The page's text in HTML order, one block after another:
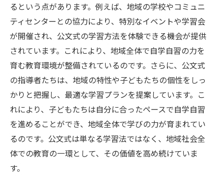
るという点があります。例えば、地域の学校やコミュニ
ティセンターとの協力により、特別なイベントや学習会
が開催され、公文式の学習方法を体験できる機会が提供
されています。これにより、地域全体で自学自習の力を
育む教育環境が整備されているのです。さらに、公文式
の指導者たちは、地域の特性や子どもたちの個性をしっ
かりと把握し、最適な学習プランを提案しています。こ
れにより、子どもたちは自分に合ったペースで自学自習
を進めることができ、地域全体で学びの力が育まれてい
るのです。公文式は単なる学習法ではなく、地域社会全
体での教育の一環として、その価値を高め続けていま
す。